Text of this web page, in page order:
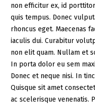
non efficitur ex, id
quis tempus. Donec
rhoncus eget. Maecenas
iaculis dui. Curabitur
non elit quam. Nullam et
In porta dolor eu sem
Donec et neque nisi. In
Quisque sit amet
ac scelerisque venenatis.